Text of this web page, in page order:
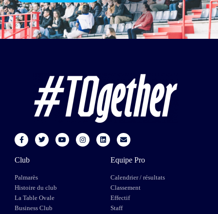
Club
Palmarès
Histoire du club
La Table Ovale
Business Club
Equipe Pro
Calendrier / résultats
Classement
Effectif
Staff